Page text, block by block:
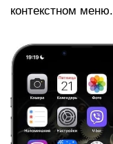
контекстном меню.